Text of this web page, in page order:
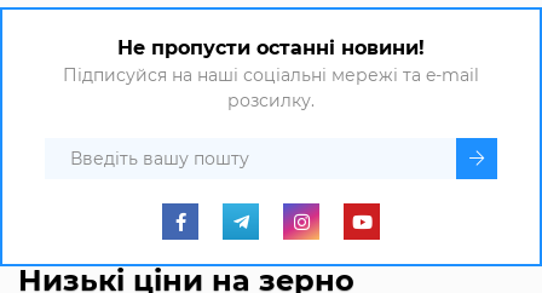
Не пропусти останні новини!
Підписуйся на наші соціальні мережі та e-mail
розсилку.
Низькі ціни на зерно